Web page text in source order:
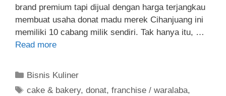
brand premium tapi dijual dengan harga terjangkau
membuat usaha donat madu merek Cihanjuang ini
memiliki 10 cabang milik sendiri. Tak hanya itu, …
Read more
C
a
Bisnis Kuliner
T
cake & bakery,donat,franchise / waralaba,